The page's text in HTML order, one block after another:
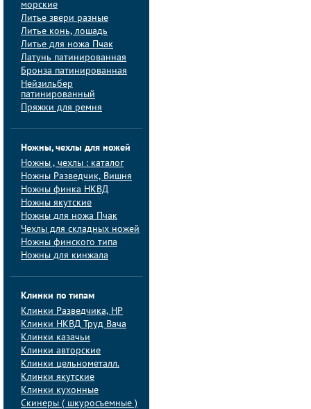
морские
Литье звери разные
Литье конь, лошадь
Литье для ножа Пчак
Латунь патинированная
Бронза патинированная
Нейзильбер
патинированный
Пряжки для ремня
Ножны, чехлы для ножей
Ножны , чехлы : каталог
Ножны Разведчик, Вишня
Ножны финка НКВД
Ножны якутские
Ножны для ножа Пчак
Чехлы для складных ножей
Ножны финского типа
Ножны для кинжала
Клинки по типам
Клинки Pазведчика, НP
Клинки НКВД Труд Вача
Клинки казачьи
Клинки авторские
Клинки цельнометалл.
Клинки якутские
Клинки кухонные
Скинеры ( шкуросъемные )